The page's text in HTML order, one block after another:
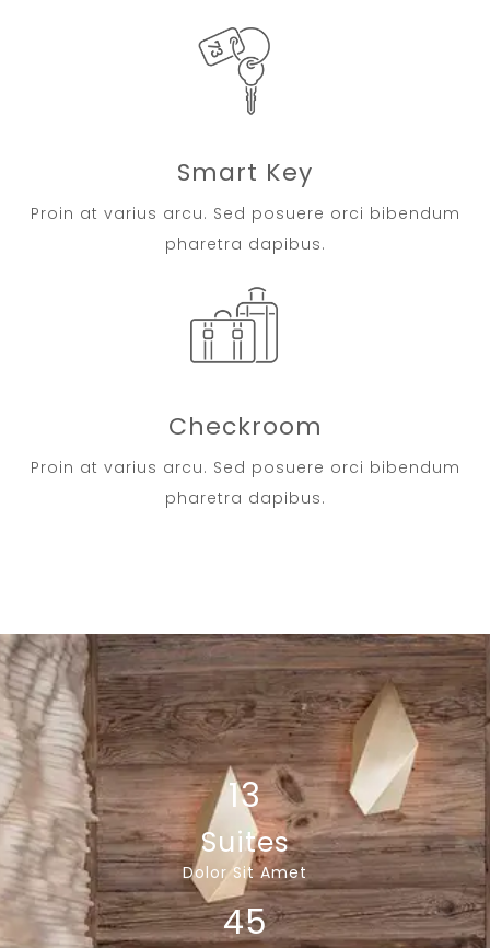
Smart Key
Proin at varius arcu. Sed posuere orci bibendum
pharetra dapibus.
Checkroom
Proin at varius arcu. Sed posuere orci bibendum
pharetra dapibus.
13
Suites
Dolor Sit Amet
45